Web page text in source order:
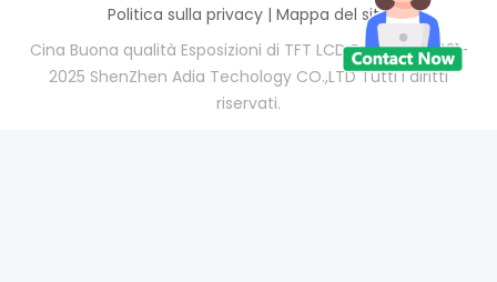
Politica sulla privacy | Mappa del sito
Cina Buona qualità Esposizioni di TFT LCD Fornitore. 2021-
2025 ShenZhen Adia Techology CO.,LTD Tutti i diritti
riservati.